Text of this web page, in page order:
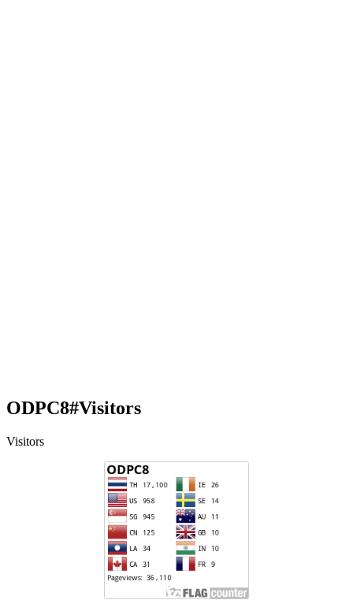
ODPC8#Visitors
Visitors